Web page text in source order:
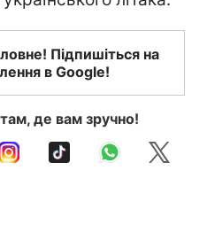
Підпишіться на
в Google!
де вам зручно!